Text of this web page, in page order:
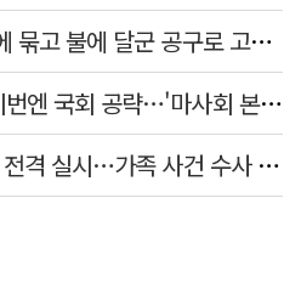
'외도 의심' 아내 화장실에 묶고 불에 달군 공구로 고문…남편 검거
김병삼 경북 영천시장, 이번엔 국회 공략…'마사회 본사 이전·광역교통망 확충' 요청
경찰, 9월 초부터 상피제 전격 실시…가족 사건 수사 못해